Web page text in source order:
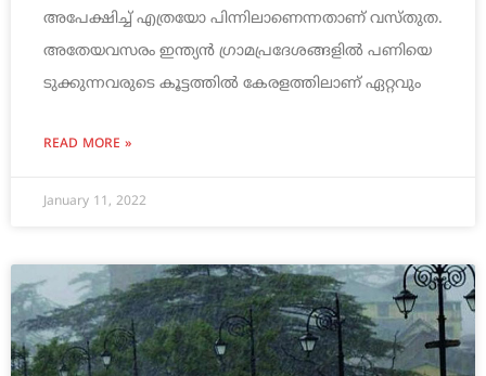
അപേക്ഷിച്ച് എത്രയോ പിന്നിലാണെന്നതാണ് വസ്തുത.
അതേയവസരം ഇന്ത്യന്‍ ഗ്രാമപ്രദേശങ്ങളില്‍ പണിയെ
ടുക്കുന്നവരുടെ കൂട്ടത്തില്‍ കേരളത്തിലാണ് ഏറ്റവും
READ MORE »
January 11, 2022